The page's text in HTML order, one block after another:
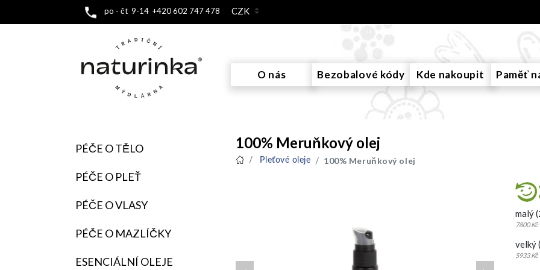
po - čt 9-14 +420 602 747 478
O nás Bezobalové kódy Kde nakoupit Paměť
PÉČE O TĚLO
PÉČE O PLEŤ
PÉČE O VLASY
PÉČE O MAZLÍČKY
ESENCIÁLNÍ OLEJE
100% Meruňkový olej
Pleťové oleje 100% Meruňkový olej
malý
7800
velký
5933